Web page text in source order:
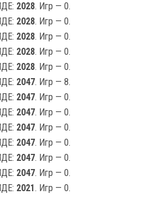
2028. Игр — 0.
2028. Игр — 0.
2028. Игр — 0.
2028. Игр — 0.
2028. Игр — 0.
2047. Игр — 8.
2047. Игр — 0.
2047. Игр — 0.
2047. Игр — 0.
2047. Игр — 0.
2047. Игр — 0.
2047. Игр — 0.
2021. Игр — 0.